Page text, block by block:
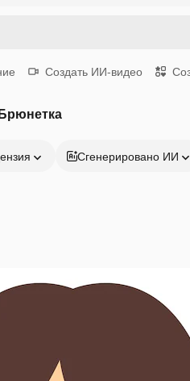
Создать ИИ-видео
Сгенерировано ИИ
платформа для создания